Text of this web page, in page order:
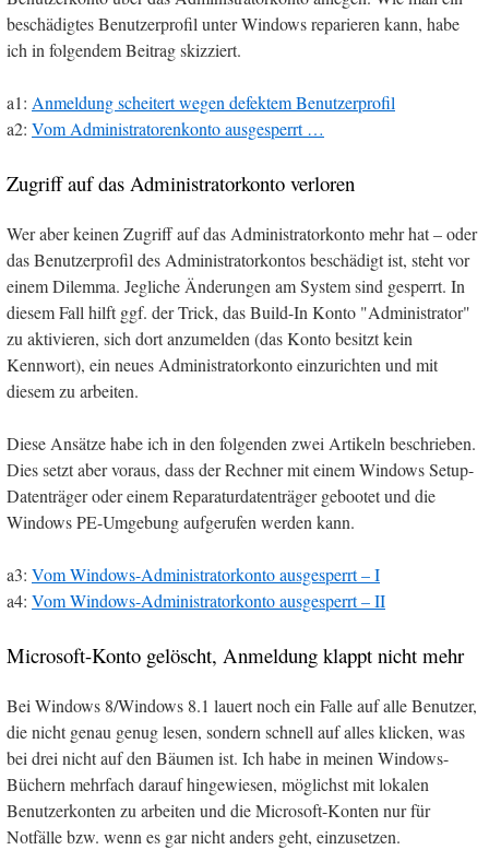
beschädigtes Benutzerprofil unter Windows reparieren kann, habe
ich in folgendem Beitrag skizziert.
a1: Anmeldung scheitert wegen defektem Benutzerprofil
a2: Vom Administratorenkonto ausgesperrt …
Zugriff auf das Administratorkonto verloren
Wer aber keinen Zugriff auf das Administratorkonto mehr hat – oder
das Benutzerprofil des Administratorkontos beschädigt ist, steht vor
einem Dilemma. Jegliche Änderungen am System sind gesperrt. In
diesem Fall hilft ggf. der Trick, das Build-In Konto "Administrator"
zu aktivieren, sich dort anzumelden (das Konto besitzt kein
Kennwort), ein neues Administratorkonto einzurichten und mit
diesem zu arbeiten.
Diese Ansätze habe ich in den folgenden zwei Artikeln beschrieben.
Dies setzt aber voraus, dass der Rechner mit einem Windows Setup-
Datenträger oder einem Reparaturdatenträger gebootet und die
Windows PE-Umgebung aufgerufen werden kann.
a3: Vom Windows-Administratorkonto ausgesperrt – I
a4: Vom Windows-Administratorkonto ausgesperrt – II
Microsoft-Konto gelöscht, Anmeldung klappt nicht mehr
Bei Windows 8/Windows 8.1 lauert noch ein Falle auf alle Benutzer,
die nicht genau genug lesen, sondern schnell auf alles klicken, was
bei drei nicht auf den Bäumen ist. Ich habe in meinen Windows-
Büchern mehrfach darauf hingewiesen, möglichst mit lokalen
Benutzerkonten zu arbeiten und die Microsoft-Konten nur für
Notfälle bzw. wenn es gar nicht anders geht, einzusetzen.